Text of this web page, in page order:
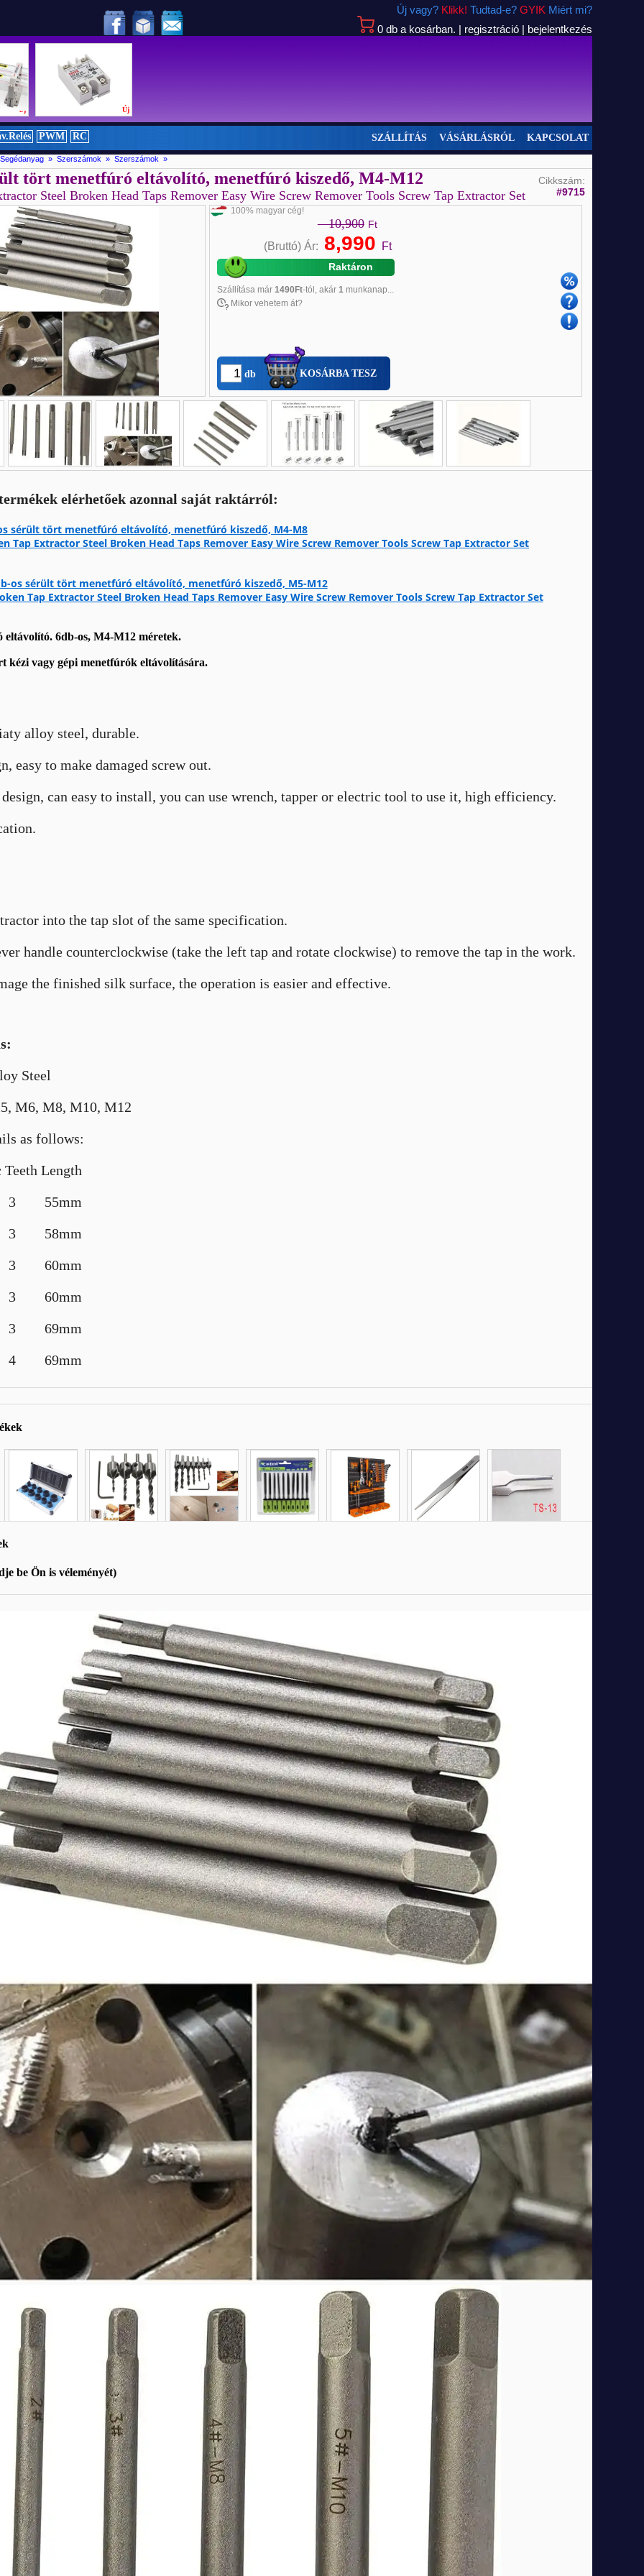
0 db a kosárban. | regisztráció | bejelentkezés
Új vagy? Klikk! Tudtad-e? GYIK Miért mi?
Új Új
PWM RC SZÁLLÍTÁS VÁSÁRLÁSRÓL KAPCSOLAT
» Szerszámok » Szerszámok »
tört menetfúró eltávolító, menetfúró kiszedő, M4-M12
Steel Broken Head Taps Remover Easy Wire Screw Remover Tools Screw Tap Extractor Set
Cikkszám:
#9715
100% magyar cég!
10,900 Ft
(Bruttó)Ár: 8,990 Ft
Raktáron
Szállítása már 1490Ft-tól, akár 1munkanap...
Mikor vehetem át?
db KOSÁRBA TESZ
elérhetőek azonnal saját raktárról:
sérült tört menetfúró eltávolító, menetfúró kiszedő, M4-M8
Tap Extractor Steel Broken Head Taps Remover Easy Wire Screw Remover Tools Screw Tap Extractor Set
os sérült tört menetfúró eltávolító, menetfúró kiszedő, M5-M12
Tap Extractor Steel Broken Head Taps Remover Easy Wire Screw Remover Tools Screw Tap Extractor Set
eltávolító. 6db-os, M4-M12 méretek.
kézi vagy gépi menetfúrók eltávolítására.
alloy steel, durable.
easy to make damaged screw out.
design, can easy to install, you can use wrench, tapper or electric tool to use it, high efficiency.
into the tap slot of the same specification.
handle counterclockwise (take the left tap and rotate clockwise) to remove the tap in the work.
the finished silk surface, the operation is easier and effective.
Steel
M6, M8, M10, M12
as follows:
Length
55mm
58mm
60mm
60mm
69mm
69mm
be Ön is véleményét)